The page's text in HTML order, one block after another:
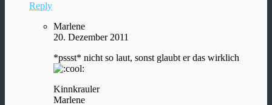
Reply
Marlene
20. Dezember 2011
*pssst* nicht so laut, sonst glaubt er das wirklich
Kinnkrauler
Marlene